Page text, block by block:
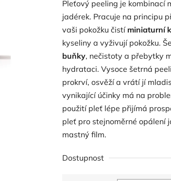
Pleťový peeling je kombinací
jadérek. Pracuje na principu
vaši pokožku čistí miniaturní
kyseliny a vyživují pokožku.
buňky, nečistoty a přebytky
hydrataci. Vysoce šetrná
prokrví, osvěží a vrátí jí
vynikající účinky má na
použití pleť lépe přijímá
pleť pro stejnoměrné opálení
mastný film.
Dostupnost